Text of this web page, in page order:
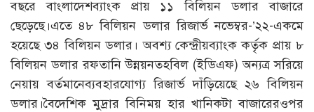
বছরে বাংলাদেশব্যাংক প্রায় ১১ বিলিয়ন ডলার বাজারে
ছেড়েছে।এতে ৪৮ বিলিয়ন ডলার রিজার্ভ নভেম্বর-’২২-একমে
হয়েছে ৩৪ বিলিয়ন ডলার। অবশ্য কেন্দ্রীয়ব্যাংক কর্তৃক প্রায় ৮
বিলিয়ন ডলার রফতানি উন্নয়নতহবিল (ইডিএফ) অন্যত্র সরিয়ে
নেয়ায় বর্তমানেব্যবহারযোগ্য রিজার্ভ দাঁড়িয়েছে ২৬ বিলিয়ন
ডলার।বৈদেশিক মুদ্রার বিনিময় হার খানিকটা বাজারেরওপর